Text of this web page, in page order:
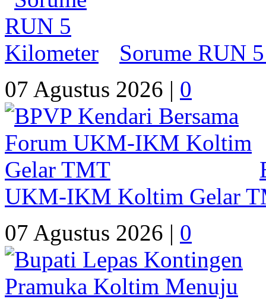
Sorume RUN
07 Agustus 2026 | 0
UKM-IKM Koltim Gelar
07 Agustus 2026 | 0